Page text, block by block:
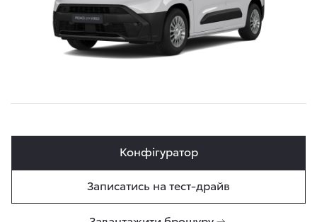
Конфігуратор
Записатись на тест-драйв